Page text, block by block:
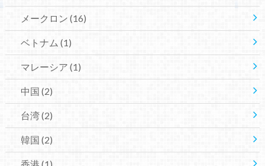
メークロン (16)
ベトナム (1)
マレーシア (1)
中国 (2)
台湾(2)
韓国 (2)